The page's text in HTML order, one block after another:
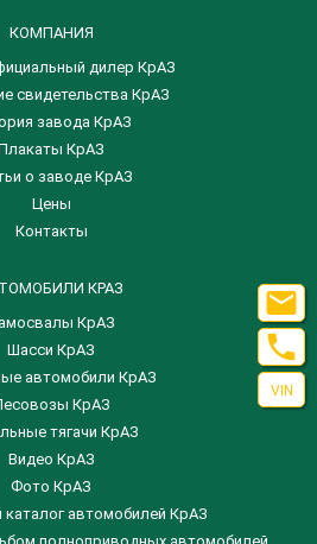
КОМПАНИЯ
дилер КрАЗ
свидетельства КрАЗ
завода КрАЗ
КрАЗ
о заводе КрАЗ
Цены
Контакты
КРАЗ
КрАЗ
Шасси КрАЗ
автомобили КрАЗ
КрАЗ
тягачи КрАЗ
Видео КрАЗ
Фото КрАЗ
автомобилей КрАЗ


VIN